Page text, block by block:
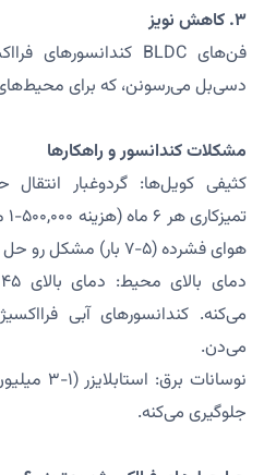
۳. کاهش نویز
دسی‌بل می‌رسونن، که برای
مشکلات کندانسور و راهکارها
هوای فشرده (۵-۷ بار) مشکل رو حل می‌کنه.
می‌کنه. کندانسورهای آبی
می‌دن.
نوسانات
جلوگیری می‌کنه.